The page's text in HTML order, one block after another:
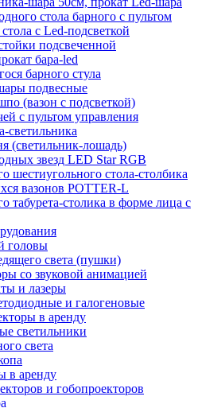
стола барного с пультом
с Led-подсветкой
подсвеченной
бара-led
барного стула
подвесные
(вазон с подсветкой)
с пультом управления
светильника
(светильник-лошадь)
звезд LED Star RGB
шестиугольного стола-столбика
вазонов POTTER-L
табурета-столика в форме лица с
головы
света (пушки)
со звуковой анимацией
и лазеры
и галогеновые
в аренду
светильники
света
в аренду
и гобопроекторов